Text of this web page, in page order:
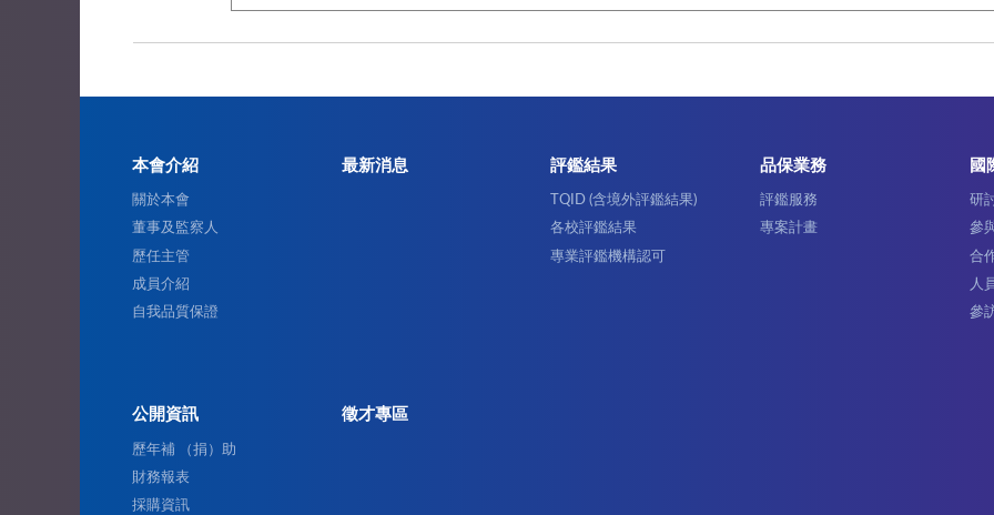
本會介紹
關於本會
董事及監察人
歷任主管
成員介紹
自我品質保證
最新消息 評鑑結果
TQID (含境外評鑑結果)
各校評鑑結果
專業評鑑機構認可
品保業務
評鑑服務
專案計畫
國
研
參
合
人
參
公開資訊
歷年補 （捐）助
財務報表
採購資訊
徵才專區